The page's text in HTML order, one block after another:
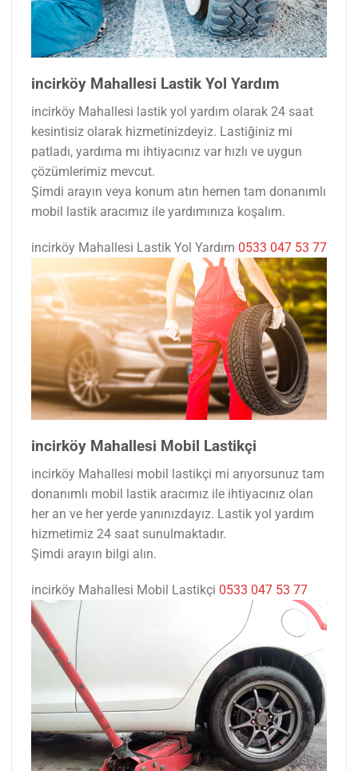
incirköy Mahallesi Lastik Yol Yardım
incirköy Mahallesi lastik yol yardım olarak 24 saat
kesintisiz olarak hizmetinizdeyiz. Lastiğiniz mi
patladı, yardıma mı ihtiyacınız var hızlı ve uygun
çözümlerimiz mevcut.
Şimdi arayın veya konum atın hemen tam donanımlı
mobil lastik aracımız ile yardımınıza koşalım.
incirköy Mahallesi Lastik Yol Yardım 0533 047 53 77
incirköy Mahallesi Mobil Lastikçi
incirköy Mahallesi mobil lastikçi mi arıyorsunuz tam
donanımlı mobil lastik aracımız ile ihtiyacınız olan
her an ve her yerde yanınızdayız. Lastik yol yardım
hizmetimiz 24 saat sunulmaktadır.
Şimdi arayın bilgi alın.
incirköy Mahallesi Mobil Lastikçi 0533 047 53 77